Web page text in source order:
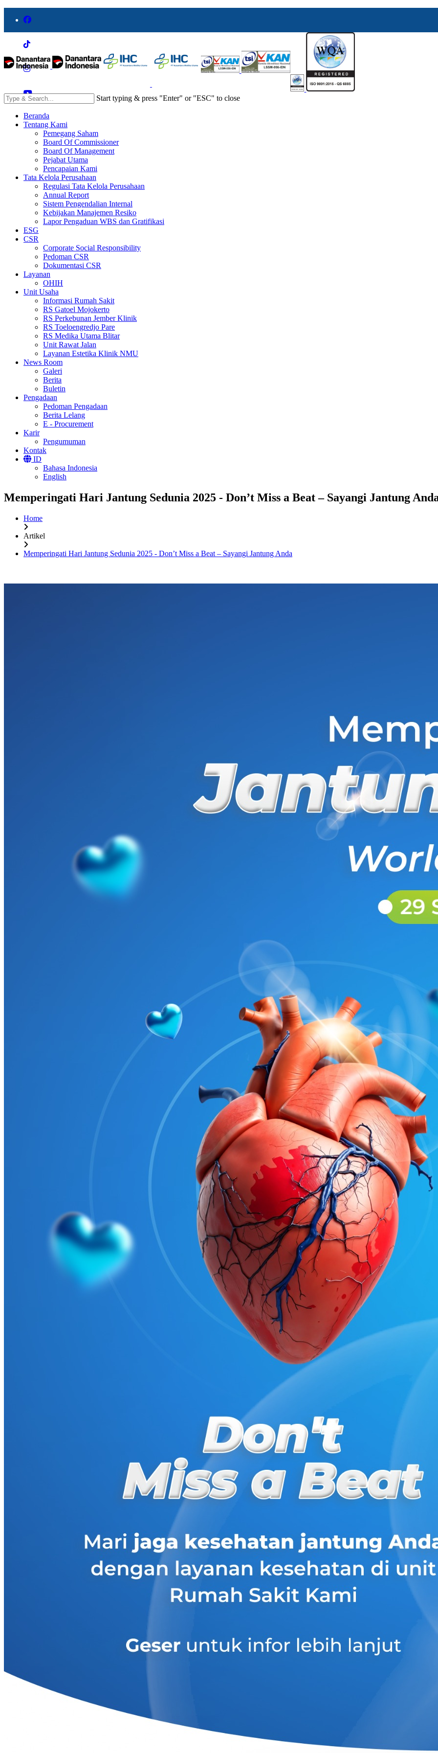
Start typing & press "Enter" or "ESC" to close
Beranda
Tentang Kami
Pemegang Saham
Board Of Commissioner
Board Of Management
Pejabat Utama
Pencapaian Kami
Tata Kelola Perusahaan
Regulasi Tata Kelola Perusahaan
Annual Report
Sistem Pengendalian Internal
Kebijakan Manajemen Resiko
Lapor Pengaduan WBS dan Gratifikasi
ESG
CSR
Corporate Social Responsibility
Pedoman CSR
Dokumentasi CSR
Layanan
OHIH
Unit Usaha
Informasi Rumah Sakit
RS Gatoel Mojokerto
RS Perkebunan Jember Klinik
RS Toeloengredjo Pare
RS Medika Utama Blitar
Unit Rawat Jalan
Layanan Estetika Klinik NMU
News Room
Galeri
Berita
Buletin
Pengadaan
Pedoman Pengadaan
Berita Lelang
E - Procurement
Karir
Pengumuman
Kontak
ID
Bahasa Indonesia
English
Memperingati Hari Jantung Sedunia 2025 - Don’t Miss a Beat – Sayangi Jantung
Home
Artikel
Memperingati Hari Jantung Sedunia 2025 - Don’t Miss a Beat – Sayangi Jantung Anda